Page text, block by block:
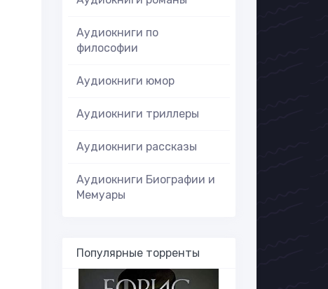
Аудиокниги по
философии
Аудиокниги юмор
Аудиокниги триллеры
Аудиокниги рассказы
Аудиокниги Биографии и
Мемуары
Популярные торренты